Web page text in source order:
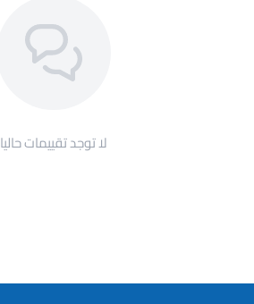
لا توجد تقييمات حاليا